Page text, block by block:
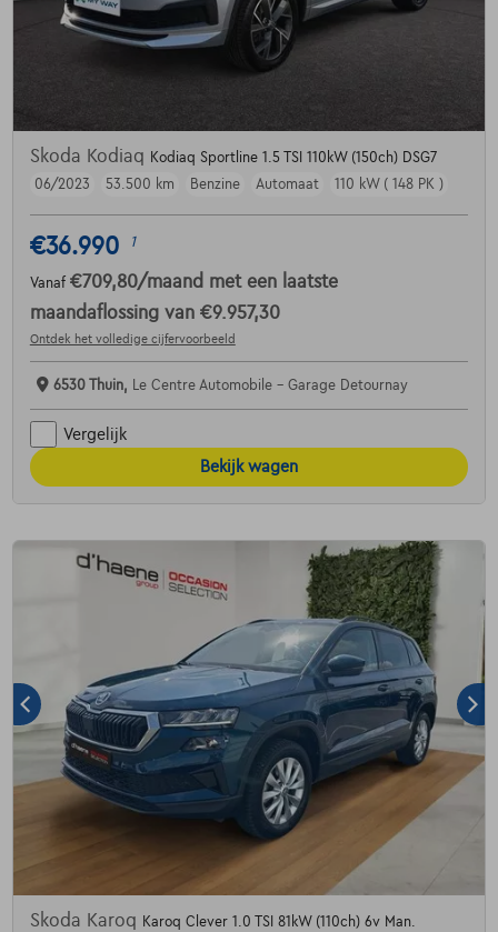
Skoda Kodiaq Kodiaq Sportline 1.5 TSI 110kW (150ch) DSG7
06/2023
53.500 km Benzine Automaat 110 kW ( 148 PK )
€36.990 1
Vanaf €709,80/maand met een laatste
maandaflossing van €9.957,30
Ontdek het volledige cijfervoorbeeld
6530 Thuin, Le Centre Automobile - Garage Detournay
Vergelijk
Bekijk wagen
Skoda Karoq Karoq Clever 1.0 TSI 81kW (110ch) 6v Man.